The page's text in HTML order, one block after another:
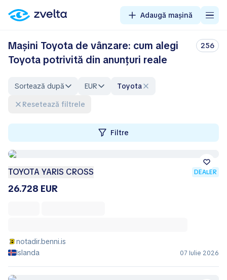
Adaugă mașină
Mașini Toyota de vânzare: cum alegi
Toyota potrivită din anunțuri reale
256
Sortează după EUR
Toyota
Resetează filtrele
Filtre
TOYOTA YARIS CROSS DEALER
26.728 EUR
notadir.benni.is
Islanda
07 Iulie 2026